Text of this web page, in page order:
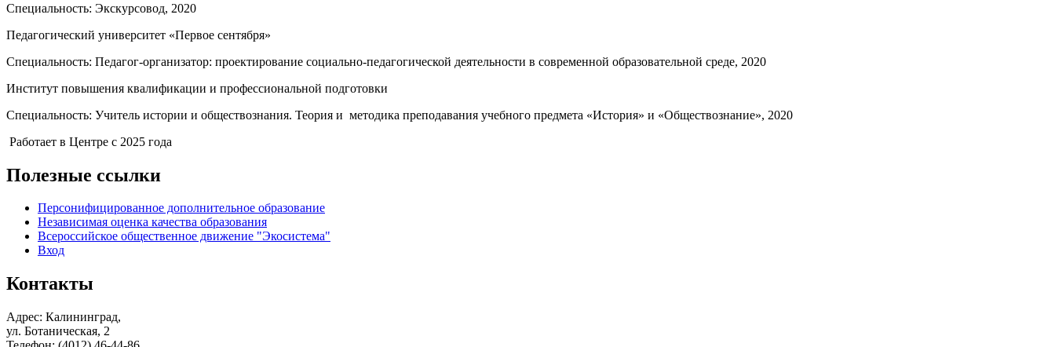
Специальность: Экскурсовод, 2020
Педагогический университет «Первое сентября»
Специальность: Педагог-организатор: проектирование социально-педагогической деятельности в современной образовательной среде, 2020
Институт повышения квалификации и профессиональной подготовки
Специальность: Учитель истории и обществознания. Теория и методика преподавания учебного предмета «История» и «Обществознание», 2020
Работает в Центре с 2025 года
Полезные ссылки
Персонифицированное дополнительное образование
Независимая оценка качества образования
Всероссийское общественное движение "Экосистема"
Вход
Контакты
Адрес: Калининград,
ул. Ботаническая, 2